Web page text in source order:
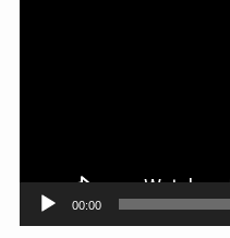
00:00